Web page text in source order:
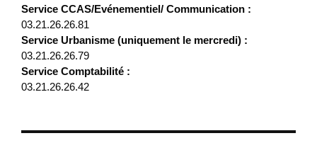
Service CCAS/Evénementiel/ Communication :
03.21.26.26.81
Service Urbanisme (uniquement le mercredi) :
03.21.26.26.79
Service Comptabilité :
03.21.26.26.42